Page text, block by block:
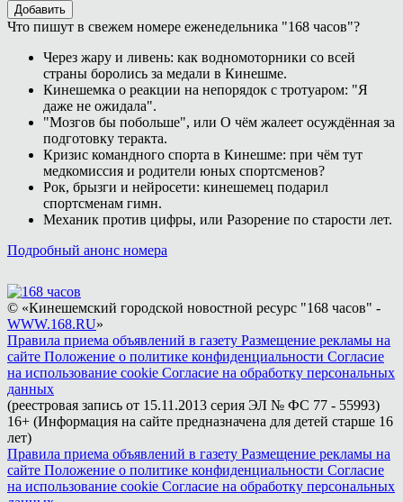
Добавить
Что пишут в свежем номере еженедельника "168 часов"?
Через жару и ливень: как водномоторники со всей
страны боролись за медали в Кинешме.
Кинешемка о реакции на непорядок с тротуаром: "Я
даже не ожидала".
"Мозгов бы побольше", или О чём жалеет осуждённая за
подготовку теракта.
Кризис командного спорта в Кинешме: при чём тут
медкомиссия и родители юных спортсменов?
Рок, брызги и нейросети: кинешемец подарил
спортсменам гимн.
Механик против цифры, или Разорение по старости лет.
Подробный анонс номера
© «Кинешемский городской новостной ресурс "168 часов" -
WWW.168.RU»
Правила приема объявлений в газету Размещение рекламы на
сайте Положение о политике конфиденциальности Согласие
на использование cookie Согласие на обработку персональных
данных
(реестровая запись от 15.11.2013 серия ЭЛ № ФС 77 - 55993)
16+ (Информация на сайте предназначена для детей старше 16
лет)
Правила приема объявлений в газету Размещение рекламы на
сайте Положение о политике конфиденциальности Согласие
на использование cookie Согласие на обработку персональных